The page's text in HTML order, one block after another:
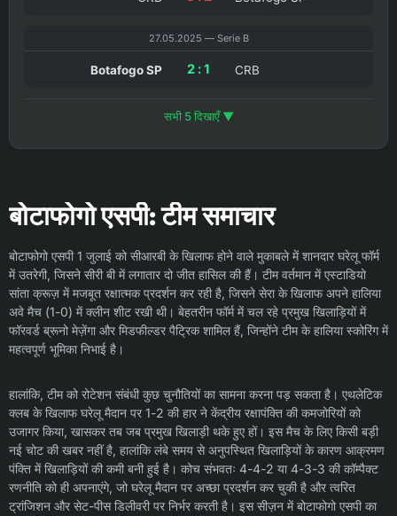
27.05.2025 — Serie B
Botafogo SP 2 : 1 CRB
सभी 5 दिखाएँ ▼
बोटाफोगो एसपी: टीम समाचार
बोटाफोगो एसपी 1 जुलाई को सीआरबी के खिलाफ होने वाले मुकाबले में शानदार घरेलू फॉर्म
में उतरेगी, जिसने सीरी बी में लगातार दो जीत हासिल की हैं। टीम वर्तमान में एस्टाडियो
सांता क्रूज़ में मजबूत रक्षात्मक प्रदर्शन कर रही है, जिसने सेरा के खिलाफ अपने हालिया
अवे मैच (1-0) में क्लीन शीट रखी थी। बेहतरीन फॉर्म में चल रहे प्रमुख खिलाड़ियों में
फॉरवर्ड ब्रूनो मेज़ेंगा और मिडफील्डर पैट्रिक शामिल हैं, जिन्होंने टीम के हालिया स्कोरिंग में
महत्वपूर्ण भूमिका निभाई है।
हालांकि, टीम को रोटेशन संबंधी कुछ चुनौतियों का सामना करना पड़ सकता है। एथलेटिक
क्लब के खिलाफ घरेलू मैदान पर 1-2 की हार ने केंद्रीय रक्षापंक्ति की कमजोरियों को
उजागर किया, खासकर तब जब प्रमुख खिलाड़ी थके हुए हों। इस मैच के लिए किसी बड़ी
नई चोट की खबर नहीं है, हालांकि लंबे समय से अनुपस्थित खिलाड़ियों के कारण आक्रमण
पंक्ति में खिलाड़ियों की कमी बनी हुई है। कोच संभवतः 4-4-2 या 4-3-3 की कॉम्पैक्ट
रणनीति को ही अपनाएंगे, जो घरेलू मैदान पर अच्छा प्रदर्शन कर चुकी है और त्वरित
ट्रांजिशन और सेट-पीस डिलीवरी पर निर्भर करती है। इस सीज़न में बोटाफोगो एसपी का